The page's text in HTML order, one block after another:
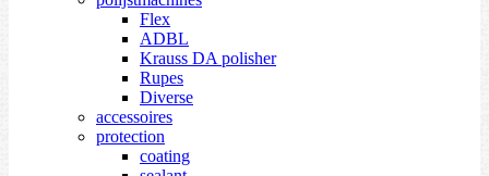
Flex
ADBL
Krauss DA polisher
Rupes
Diverse
accessoires
protection
coating